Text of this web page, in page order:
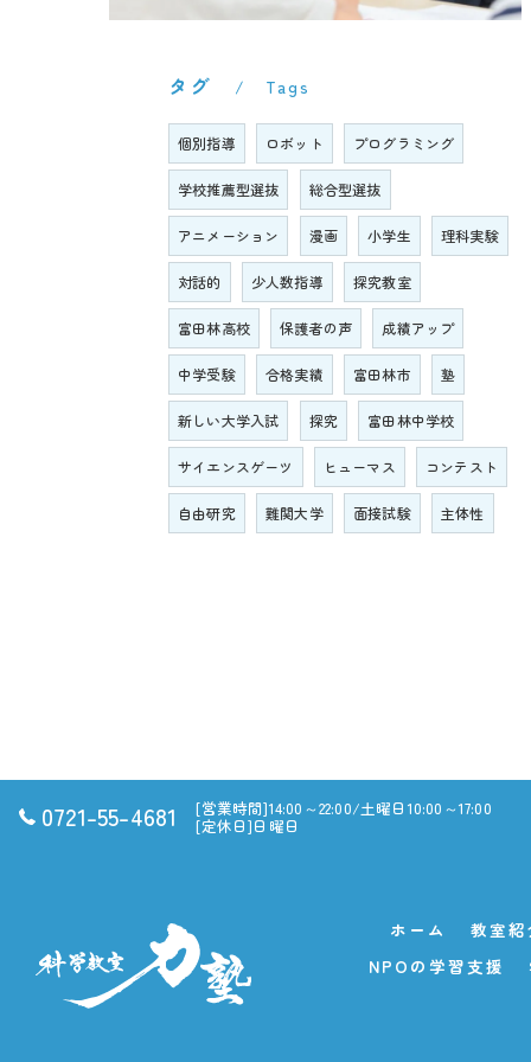
タグ Tags
個別指導 ロボット プログラミング
学校推薦型選抜 総合型選抜
アニメーション 漫画 小学生 理科実験
対話的 少人数指導 探究教室
富田林高校 保護者の声 成績アップ
中学受験 合格実績 富田林市 塾
新しい大学入試 探究 富田林中学校
サイエンスゲーツ ヒューマス コンテスト
自由研究 難関大学 面接試験 主体性
0721-55-4681 [営業時間]14:00～22:00/土曜日10:00～17:00
[定休日]日曜日
ホーム
教室
NPOの学習支援